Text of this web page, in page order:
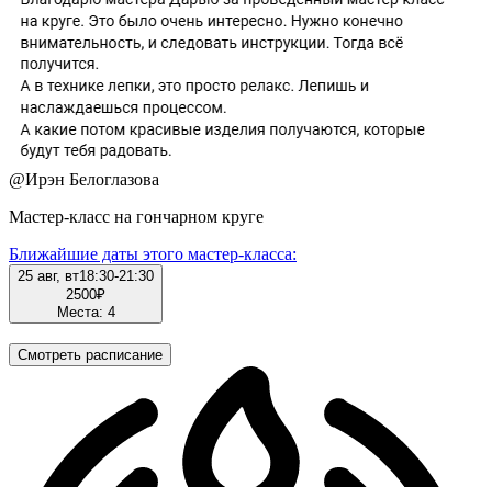
@Ирэн Белоглазова
Мастер-класс на гончарном круге
Ближайшие даты этого мастер‑класса:
25 авг, вт18:30-21:30
2500₽
Места: 4
Смотреть расписание